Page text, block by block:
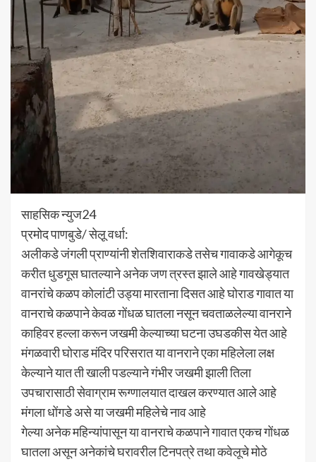
साहसिक न्युज24
प्रमोद पाणबुडे/ सेलू़ वर्धा:
अलीकडे जंगली प्राण्यांनी शेतशिवाराकडे तसेच गावाकडे आगेकूच
करीत धुडगूस घातल्याने अनेक जण त्रस्त झाले आहे गावखेड्यात
वानरांचे कळप कोलांटी उड्या मारताना दिसत आहे घोराड गावात या
वानराचे कळपाने केवळ गोंधळ घातला नसून चवताळलेल्या वानराने
काहिवर हल्ला करून जखमी केल्याच्या घटना उघडकीस येत आहे
मंगळवारी घोराड मंदिर परिसरात या वानराने एका महिलेला लक्ष
केल्याने यात ती खाली पडल्याने गंभीर जखमी झाली तिला
उपचारासाठी सेवाग्राम रूग्णालयात दाखल करण्यात आले आहे
मंगला धोंगडे असे या जखमी महिलेचे नाव आहे
गेल्या अनेक महिन्यांपासून या वानराचे कळपाने गावात एकच गोंधळ
घातला असून अनेकांचे घरावरील टिनपत्रे तथा कवेलूचे मोठे